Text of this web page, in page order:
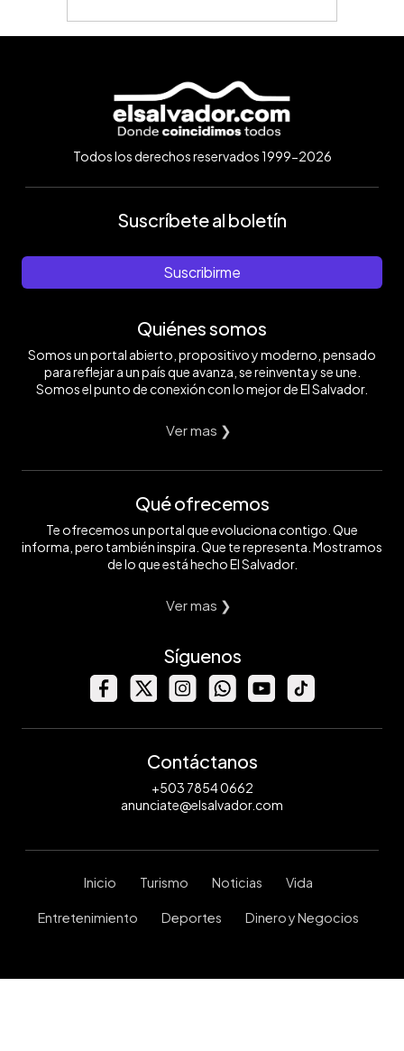
Todos los derechos reservados 1999-2026
Suscríbete al boletín
Suscribirme
Quiénes somos
Somos un portal abierto, propositivo y moderno, pensado
para reflejar a un país que avanza, se reinventa y se une.
Somos el punto de conexión con lo mejor de El Salvador.
Ver mas ❯
Qué ofrecemos
Te ofrecemos un portal que evoluciona contigo. Que
informa, pero también inspira. Que te representa. Mostramos
de lo que está hecho El Salvador.
Ver mas ❯
Síguenos
Contáctanos
+503 7854 0662
anunciate@elsalvador.com
Inicio Turismo Noticias Vida
Entretenimiento Deportes Dinero y Negocios